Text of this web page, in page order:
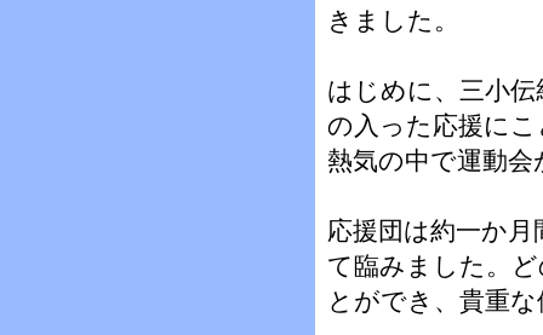
きました。
はじめに、三小
の入った応援に
熱気の中で運動
応援団は約一か
て臨みました。
とができ、貴重